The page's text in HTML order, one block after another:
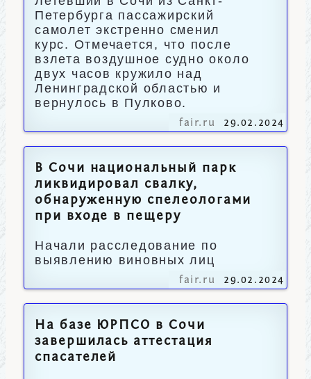
Петербурга пассажирский
самолет экстренно сменил
курс. Отмечается, что после
взлета воздушное судно около
двух часов кружило над
Ленинградской областью и
вернулось в Пулково.
fair.ru 29.02.2024
В Сочи национальный парк
ликвидировал свалку,
обнаруженную спелеологами
при входе в пещеру
Начали расследование по
выявлению виновных лиц
fair.ru 29.02.2024
На базе ЮРПСО в Сочи
завершилась аттестация
спасателей